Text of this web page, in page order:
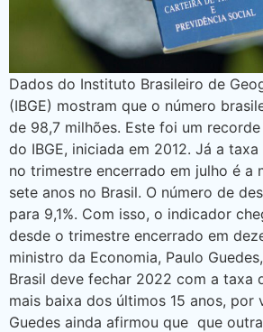
Dados do Instituto Brasileiro de
(IBGE) mostram que o número
de 98,7 milhões. Este foi um
do IBGE, iniciada em 2012. Já a
no trimestre encerrado em julho é a
sete anos no Brasil. O número de
para 9,1%. Com isso, o indicador
desde o trimestre encerrado em
ministro da Economia, Paulo
Brasil deve fechar 2022 com a taxa
mais baixa dos últimos 15 anos, por
Guedes ainda afirmou que que